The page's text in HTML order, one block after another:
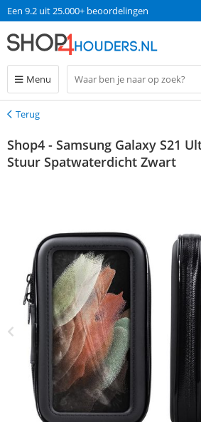
Een 9.2 uit 25.000+ beoordelingen
Menu
Terug
Terug
Shop4 - Samsung Galaxy S21
Stuur Spatwaterdicht Zwart